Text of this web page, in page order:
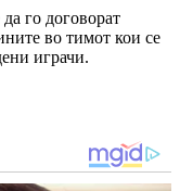
го договорат
во тимот кои се
играчи.